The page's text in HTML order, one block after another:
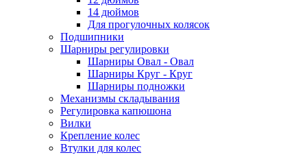
14 дюймов
Для прогулочных колясок
Подшипники
Шарниры регулировки
Шарниры Овал - Овал
Шарниры Круг - Круг
Шарниры подножки
Механизмы складывания
Регулировка капюшона
Вилки
Крепление колес
Втулки для колес